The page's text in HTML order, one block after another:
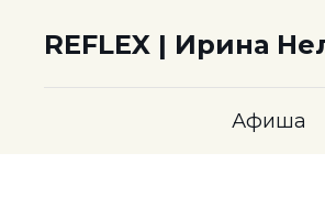
REFLEX | Ирина
Афиша